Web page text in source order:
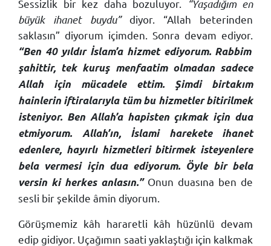
Sessizlik bir kez daha bozuluyor.
“Yaşadığım en
büyük ihanet buydu”diyor. “Allah beterinden
saklasın” diyorum içimden. Sonra devam ediyor.
“Ben 40 yıldır İslam’a hizmet ediyorum. Rabbim
şahittir, tek kuruş menfaatim olmadan sadece
Allah için mücadele ettim. Şimdi birtakım
hainlerin iftiralarıyla tüm bu hizmetler bitirilmek
isteniyor. Ben Allah’a hapisten çıkmak için dua
etmiyorum. Allah’ın, İslami harekete ihanet
edenlere, hayırlı hizmetleri bitirmek isteyenlere
bela vermesi için dua ediyorum. Öyle bir bela
versin ki herkes anlasın.” Onun duasına ben de
sesli bir şekilde âmin diyorum.
Görüşmemiz kâh hararetli kâh hüzünlü devam
edip gidiyor. Uçağımın saati yaklaştığı için kalkmak